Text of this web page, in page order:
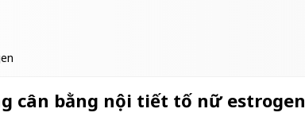
cân bằng nội tiết tố nữ estrogen